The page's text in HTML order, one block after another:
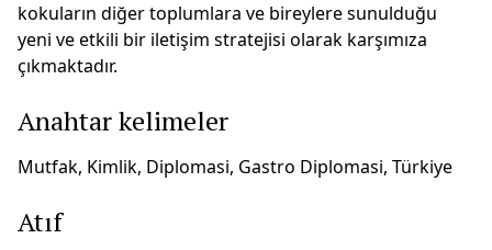
kokuların diğer toplumlara ve bireylere sunulduğu
yeni ve etkili bir iletişim stratejisi olarak karşımıza
çıkmaktadır.
Anahtar kelimeler
Mutfak, Kimlik, Diplomasi, Gastro Diplomasi, Türkiye
Atıf